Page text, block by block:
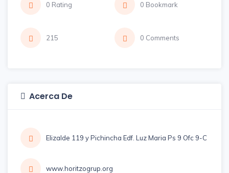
0 Rating 0 Bookmark
215 0 Comments
Acerca De
Elizalde 119 y Pichincha Edf. Luz Maria Ps 9 Ofc 9-C
www.horitzogrup.org